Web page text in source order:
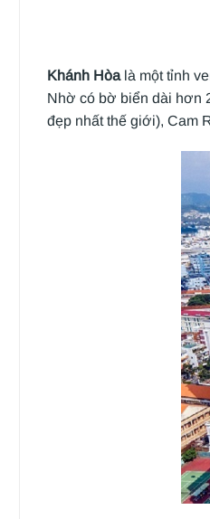
Khánh Hòalà một tỉnh
Nhờ có bờ biển dài hơn
đẹp nhất thế giới), Cam